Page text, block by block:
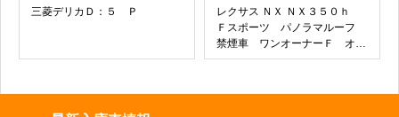
三菱デリカＤ：５ Ｐ
レクサス ＮＸ ＮＸ３５０ｈ
Ｆスポーツ パノラマルーフ
禁煙車 ワンオーナーＦ オレ
ンジブレーキキャリパー マー
クスパッケージ デジタルイン